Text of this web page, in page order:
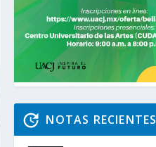
NOTAS RECIENTES